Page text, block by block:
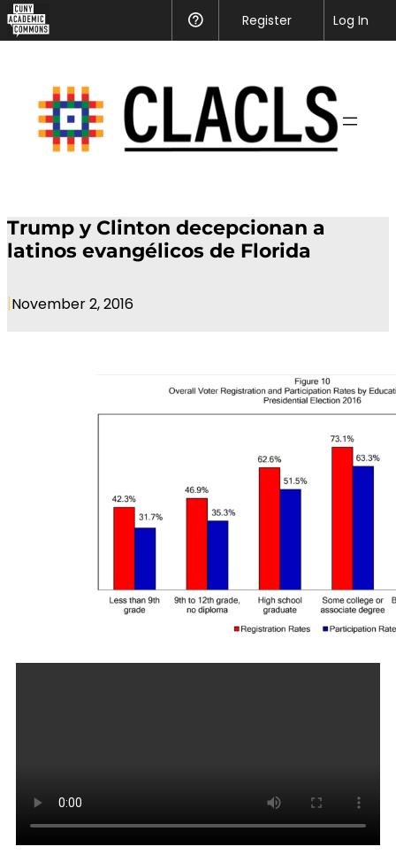
Help
Register Log In
Trump y Clinton decepcionan a
latinos evangélicos de Florida
|November 2, 2016